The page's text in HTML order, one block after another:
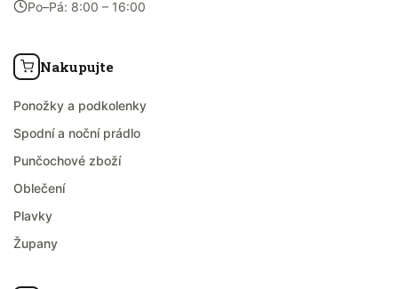
Po–Pá: 8:00 – 16:00
Nakupujte
Ponožky a podkolenky
Spodní a noční prádlo
Punčochové zboží
Oblečení
Plavky
Župany